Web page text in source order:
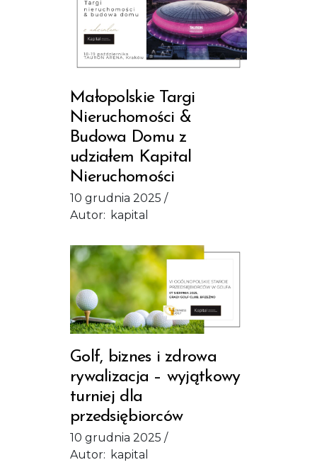
Małopolskie Targi
Nieruchomości &
Budowa Domu z
udziałem Kapital
Nieruchomości
10 grudnia 2025
Autor: kapital
Golf, biznes i zdrowa
rywalizacja – wyjątkowy
turniej dla
przedsiębiorców
10 grudnia 2025
Autor: kapital